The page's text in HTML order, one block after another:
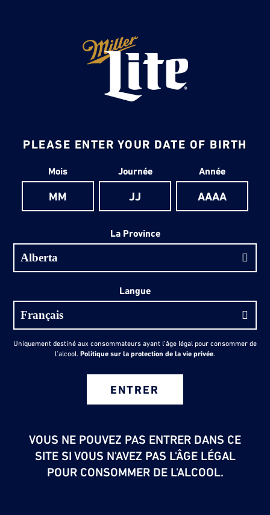
PLEASE ENTER YOUR DATE OF BIRTH
Date de naissance
Mois Journée Année
La Province
Langue
Uniquement destiné aux consommateurs ayant l’âge légal pour consommer de
l’alcool. Politique sur la protection de la vie privée.
ENTRER
VOUS NE POUVEZ PAS ENTRER DANS CE
SITE SI VOUS N'AVEZ PAS L'ÂGE LÉGAL
POUR CONSOMMER DE L'ALCOOL.